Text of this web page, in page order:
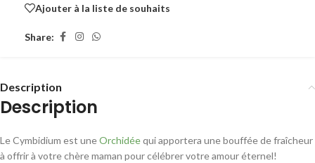
Ajouter à la liste de souhaits
Share:
Description
Description
Le Cymbidium est uneOrchidéequi apportera une bouffée de fraîcheur
à offrir à votre chère maman pour célébrer votre amour éternel!